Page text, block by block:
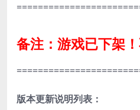
备注：游戏已下架
版本更新说明列表：